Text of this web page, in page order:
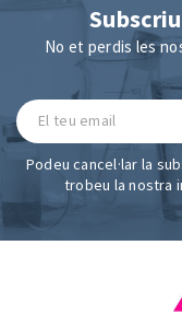
No et perdis les
Podeu cancel·lar la
trobeu la nostra